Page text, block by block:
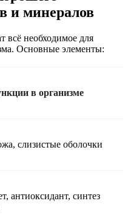
и минералов
всё необходимое для
Основные элементы:
в организме
слизистые оболочки
антиоксидант, синтез